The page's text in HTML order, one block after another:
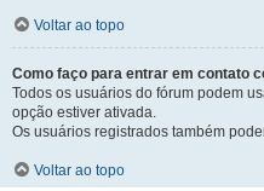
Voltar ao topo
Como faço para entrar em contato
Todos os usuários do fórum podem
opção estiver ativada.
Os usuários registrados também
Voltar ao topo